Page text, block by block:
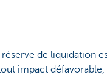
de liquidation
impact